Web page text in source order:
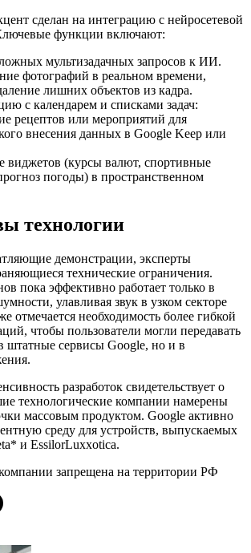
сделан на интеграцию с нейросетевой
функции включают:
мультизадачных запросов к ИИ.
фотографий в реальном времени,
лишних объектов из кадра.
с календарем и списками задач:
рецептов или мероприятий для
внесения данных в Google Keep или
виджетов (курсы валют, спортивные
погоды) в пространственном
технологии
демонстрации, эксперты
технические ограничения.
пока эффективно работает только в
улавливая звук в узком секторе
отмечается необходимость более гибкой
чтобы пользователи могли передавать
штатные сервисы Google, но и в
разработок свидетельствует о
технологические компании намерены
массовым продуктом. Google активно
среду для устройств, выпускаемых
и EssilorLuxxotica.
запрещена на территории РФ